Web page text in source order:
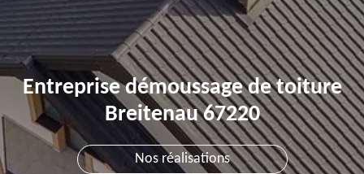
Entreprise démoussage de toiture
Breitenau 67220
Nos réalisations